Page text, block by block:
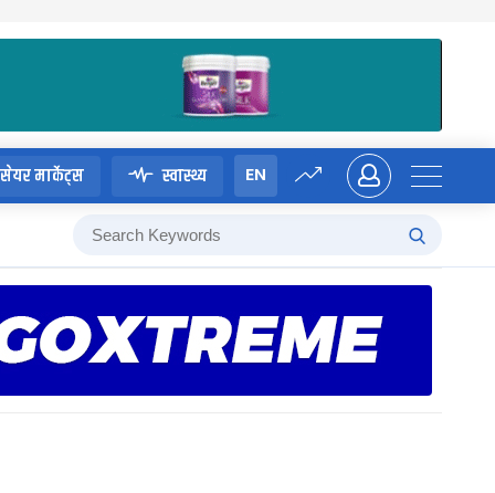
सेयर मार्केट्स स्वास्थ्य EN